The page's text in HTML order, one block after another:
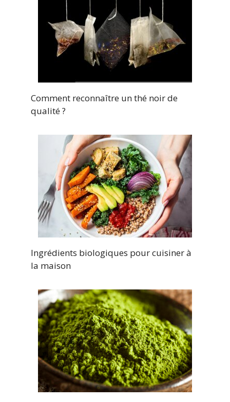
Comment reconnaître un thé noir de
qualité ?
Ingrédients biologiques pour cuisiner à
la maison